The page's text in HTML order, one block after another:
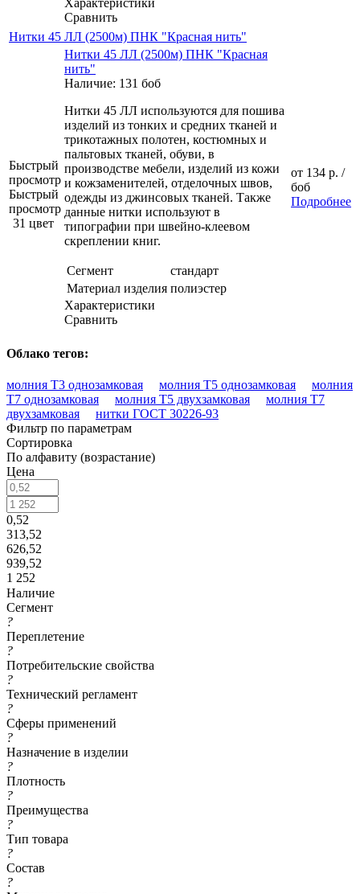
Сравнить
Нитки 45 ЛЛ (2500м) ПНК "Красная нить"
Быстрый
просмотр
Быстрый
просмотр
31 цвет
Нитки 45 ЛЛ (2500м) ПНК "Красная
нить"
Наличие: 131 боб
Нитки 45 ЛЛ используются для пошива
изделий из тонких и средних тканей и
трикотажных полотен, костюмных и
пальтовых тканей, обуви, в
производстве мебели, изделий из кожи
и кожзаменителей, отделочных швов,
одежды из джинсовых тканей. Также
данные нитки используют в
типографии при швейно-клеевом
скреплении книг.
Сегмент
стандарт
Материал изделия полиэстер
Характеристики
Сравнить
от 134 р. /
боб
Подробнее
Облако тегов:
молния Т3 однозамковая молния Т5 однозамковая
молния
Т7 однозамковая
молния Т5 двухзамковая
молния Т7
двухзамковая
нитки ГОСТ 30226-93
Фильтр по параметрам
Сортировка
По алфавиту (возрастание)
Цена
0,52
313,52
626,52
939,52
1 252
Наличие
Сегмент
?
Переплетение
?
Потребительские свойства
?
Технический регламент
?
Сферы применений
?
Назначение в изделии
?
Плотность
?
Преимущества
?
Тип товара
?
Состав
?